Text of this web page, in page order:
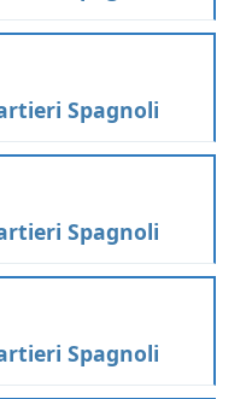
Spagnoli
Spagnoli
Spagnoli